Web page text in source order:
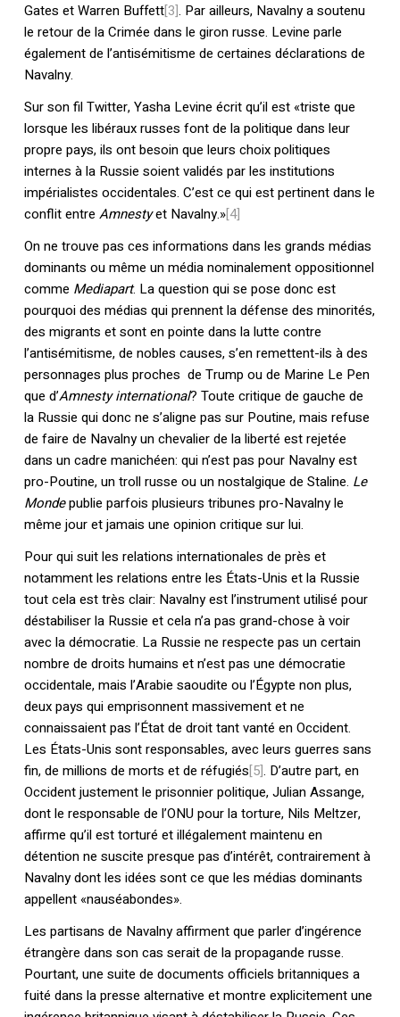
Gates et Warren Buffett[3]. Par ailleurs, Navalny a soutenu
le retour de la Crimée dans le giron russe. Levine parle
également de l’antisémitisme de certaines déclarations de
Navalny.
Sur son fil Twitter, Yasha Levine écrit qu’il est «triste que
lorsque les libéraux russes font de la politique dans leur
propre pays, ils ont besoin que leurs choix politiques
internes à la Russie soient validés par les institutions
impérialistes occidentales. C’est ce qui est pertinent dans le
conflit entre Amnestyet Navalny.»[4]
On ne trouve pas ces informations dans les grands médias
dominants ou même un média nominalement oppositionnel
comme Mediapart. La question qui se pose donc est
pourquoi des médias qui prennent la défense des minorités,
des migrants et sont en pointe dans la lutte contre
l’antisémitisme, de nobles causes, s’en remettent-ils à des
personnages plus proches de Trump ou de Marine Le Pen
que d’Amnesty international? Toute critique de gauche de
la Russie qui donc ne s’aligne pas sur Poutine, mais refuse
de faire de Navalny un chevalier de la liberté est rejetée
dans un cadre manichéen: qui n’est pas pour Navalny est
pro-Poutine, un troll russe ou un nostalgique de Staline. Le
Mondepublie parfois plusieurs tribunes pro-Navalny le
même jour et jamais une opinion critique sur lui.
Pour qui suit les relations internationales de près et
notamment les relations entre les États-Unis et la Russie
tout cela est très clair: Navalny est l’instrument utilisé pour
déstabiliser la Russie et cela n’a pas grand-chose à voir
avec la démocratie. La Russie ne respecte pas un certain
nombre de droits humains et n’est pas une démocratie
occidentale, mais l’Arabie saoudite ou l’Égypte non plus,
deux pays qui emprisonnent massivement et ne
connaissaient pas l’État de droit tant vanté en Occident.
Les États-Unis sont responsables, avec leurs guerres sans
fin, de millions de morts et de réfugiés[5]. D’autre part, en
Occident justement le prisonnier politique, Julian Assange,
dont le responsable de l’ONU pour la torture, Nils Meltzer,
affirme qu’il est torturé et illégalement maintenu en
détention ne suscite presque pas d’intérêt, contrairement à
Navalny dont les idées sont ce que les médias dominants
appellent «nauséabondes».
Les partisans de Navalny affirment que parler d’ingérence
étrangère dans son cas serait de la propagande russe.
Pourtant, une suite de documents officiels britanniques a
fuité dans la presse alternative et montre explicitement une